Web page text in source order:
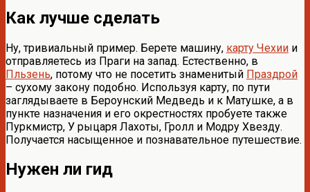
Как лучше сделать
Ну, тривиальный пример. Берете машину, карту Чехии и
отправляетесь из Праги на запад. Естественно, в
Пльзень, потому что не посетить знаменитый Праздрой
– сухому закону подобно. Используя карту, по пути
заглядываете в Бероунский Медведь и к Матушке, а в
пункте назначения и его окрестностях пробуете также
Пуркмистр, У рыцаря Лахоты, Гролл и Модру Хвезду.
Получается насыщенное и познавательное путешествие.
Нужен ли гид